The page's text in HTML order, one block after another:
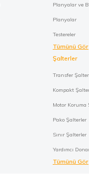
Planyalar ve
Planyalar
Testereler
Tümünü Gör
Şalterler
Transfer
Kompakt
Motor Koruma
Pako Şalterler
Sınır Şalterler
Yardımcı
Tümünü Gör